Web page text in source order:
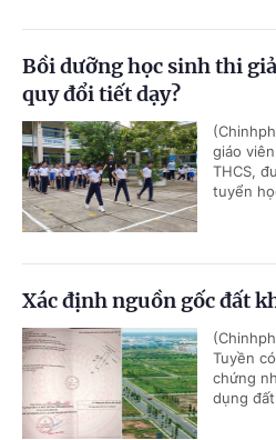
Bồi dưỡng học sinh thi
quy đổi tiết dạy?
giáo
THCS,
tuyển
Xác định nguồn gốc đất
Tuyền
chứng
dụng